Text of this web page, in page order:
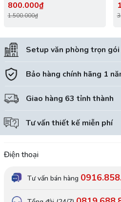
800.000₫
1.500.000₫
Setup văn phòng trọn gói
Bảo hàng chính hãng 1
Giao hàng 63 tỉnh thành
Tư vấn thiết kế miễn phí
Điện thoại
Tư vấn bán hàng